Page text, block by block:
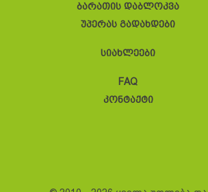
ბარათის დაბლოკვა
უპერას გადახდები
სიახლეები
FAQ
კონტაქტი